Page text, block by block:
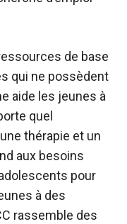
de base
qui ne possèdent
aide les jeunes à
quel
thérapie et un
aux besoins
pour
à des
rassemble des